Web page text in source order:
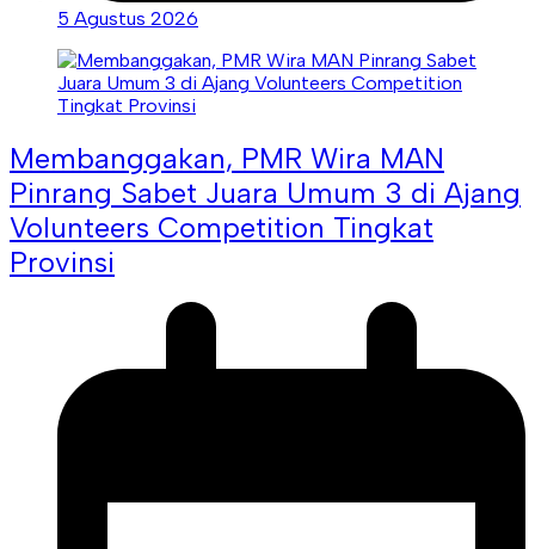
5 Agustus 2026
Membanggakan, PMR Wira MAN
Pinrang Sabet Juara Umum 3 di Ajang
Volunteers Competition Tingkat
Provinsi